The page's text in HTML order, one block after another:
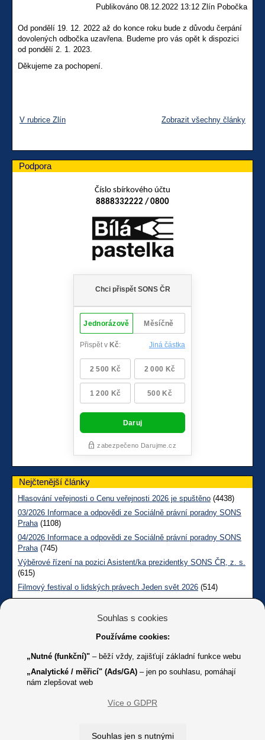
Publikováno 08.12.2022 13:12 Zlín Pobočka
Od pondělí 19. 12. 2022 až do konce roku bude z důvodu čerpání
dovolených odbočka uzavřena. Budeme pro vás opět k dispozici
od pondělí 2. 1. 2023.
Děkujeme za pochopení.
V rubrice Zlín Zobrazit všechny články
Podpora
Číslo sbírkového účtu
8888332222 / 0800
Nejčtenější články
Hlasování veřejnosti o Cenu veřejnosti 2026 je spuštěno (4438)
03/2026 Informace a odpovědi ze Sociálně právní poradny SONS
Praha(1108)
04/2026 Informace a odpovědi ze Sociálně právní poradny SONS
Praha(745)
Výběrové řízení na pozici Asistent/ka prezidentky SONS ČR, z. s.
(615)
Filmový festival o lidských právech Jeden svět 2026 (514)
Měsíčník SONS CL červen č. 123 2026(507)
05/2026 Informace a odpovědi na dotazy z pražské Sociálně
Technické informace
Počet návštěv:
2 069 815
Web technicky spravuje:
Souhlas s cookies
Používáme cookies:
„Nutné (funkční)" – běží vždy, zajišťují základní funkce webu
„Analytické / měřicí" (Ads/GA) – jen po souhlasu, pomáhají
nám zlepšovat web
Více o GDPR
Souhlas jen s nutnými